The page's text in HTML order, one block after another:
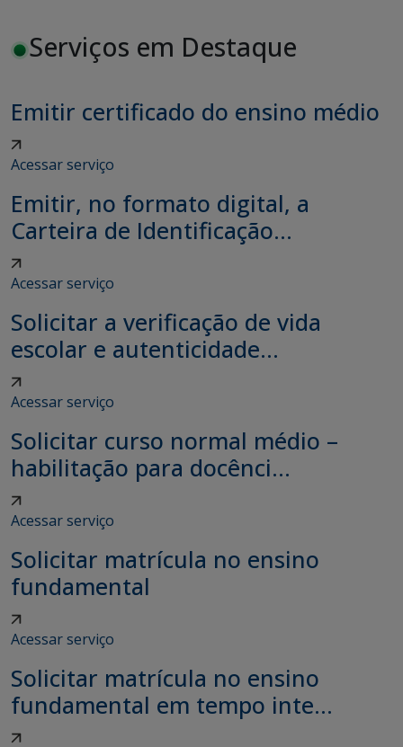
Serviços em Destaque
Emitir certificado do ensino médio
Acessar serviço
Emitir, no formato digital, a
Carteira de Identificação...
Acessar serviço
Solicitar a verificação de vida
escolar e autenticidade...
Acessar serviço
Solicitar curso normal médio –
habilitação para docênci...
Acessar serviço
Solicitar matrícula no ensino
fundamental
Acessar serviço
Solicitar matrícula no ensino
fundamental em tempo inte...